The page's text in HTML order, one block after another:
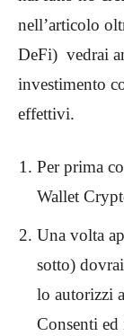
nell’articolo
DeFi) vedrai
investimento
effettivi.
Per prima
Wallet
Una volta
sotto)
lo autorizzi
Consenti ed